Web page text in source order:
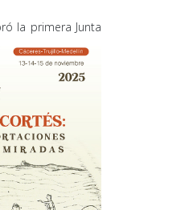
la primera Junta
y se nombraron
Salvador Andrés
del Real Decreto
de Salas. A la
Artes de San
de otros ilustres
destacado Su
señores